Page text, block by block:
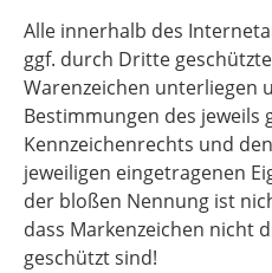
Alle innerhalb des
ggf. durch Dritte
Warenzeichen unterliegen
Bestimmungen des jeweils
Kennzeichenrechts und
jeweiligen eingetragenen
der bloßen Nennung ist
dass Markenzeichen nicht
geschützt sind!